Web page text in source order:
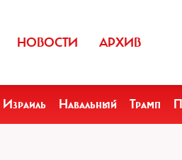
НОВОСТИ АРХИВ
Израиль Навальный Трамп